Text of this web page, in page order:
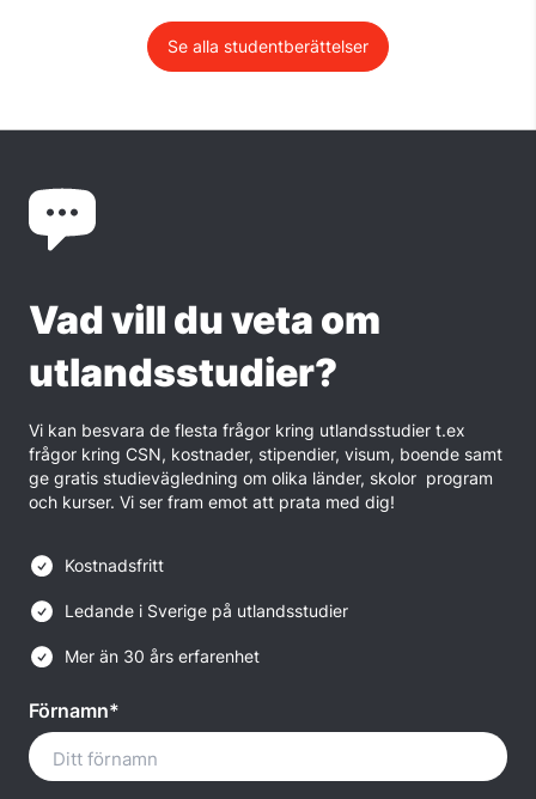
Se alla studentberättelser
Vad vill du veta om
utlandsstudier?
Vi kan besvara de flesta frågor kring utlandsstudier t.ex
frågor kring CSN, kostnader, stipendier, visum, boende samt
ge gratis studievägledning om olika länder, skolor program
och kurser. Vi ser fram emot att prata med dig!
Kostnadsfritt
Ledande i Sverige på utlandsstudier
Mer än 30 års erfarenhet
Förnamn*